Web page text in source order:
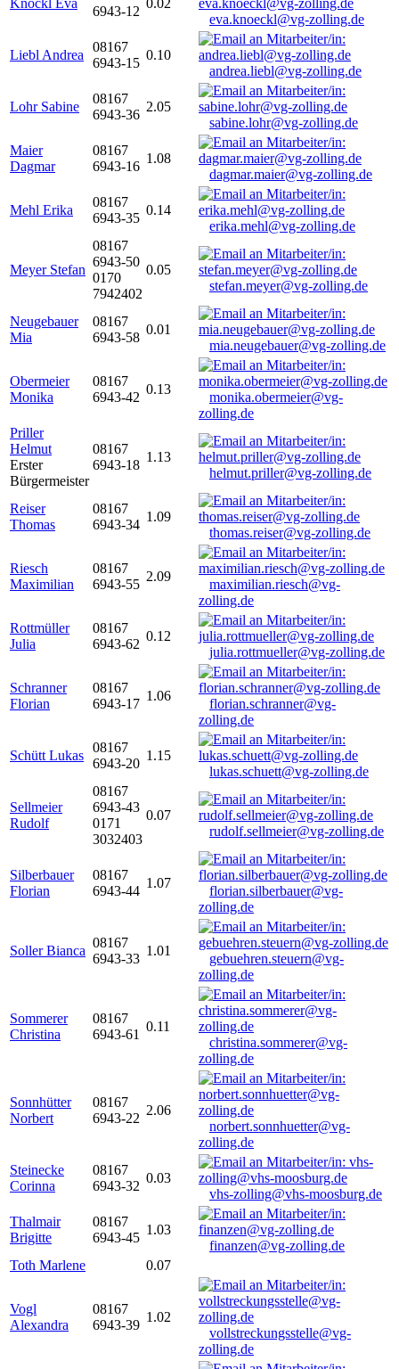
Knöckl Eva
6943-12
0.02
eva.knoeckl@vg-zolling.de
Liebl Andrea
08167
6943-15
0.10
andrea.liebl@vg-zolling.de
Lohr Sabine
08167
6943-36
2.05
sabine.lohr@vg-zolling.de
Maier
Dagmar
08167
6943-16
1.08
dagmar.maier@vg-zolling.de
Mehl Erika
08167
6943-35
0.14
erika.mehl@vg-zolling.de
Meyer Stefan
08167
6943-50
0170
7942402
0.05
stefan.meyer@vg-zolling.de
Neugebauer
Mia
08167
6943-58
0.01
mia.neugebauer@vg-zolling.de
Obermeier
Monika
08167
6943-42
0.13
monika.obermeier@vg-
zolling.de
Priller
Helmut
Erster
Bürgermeister
08167
6943-18
1.13
helmut.priller@vg-zolling.de
Reiser
Thomas
08167
6943-34
1.09
thomas.reiser@vg-zolling.de
Riesch
Maximilian
08167
6943-55
2.09
maximilian.riesch@vg-
zolling.de
Rottmüller
Julia
08167
6943-62
0.12
julia.rottmueller@vg-zolling.de
Schranner
Florian
08167
6943-17
1.06
florian.schranner@vg-
zolling.de
Schütt Lukas
08167
6943-20
1.15
lukas.schuett@vg-zolling.de
Sellmeier
Rudolf
08167
6943-43
0171
3032403
0.07
rudolf.sellmeier@vg-zolling.de
Silberbauer
Florian
08167
6943-44
1.07
florian.silberbauer@vg-
zolling.de
Soller Bianca
08167
6943-33
1.01
gebuehren.steuern@vg-
zolling.de
Sommerer
Christina
08167
6943-61
0.11
christina.sommerer@vg-
zolling.de
Sonnhütter
Norbert
08167
6943-22
2.06
norbert.sonnhuetter@vg-
zolling.de
Steinecke
Corinna
08167
6943-32
0.03
vhs-zolling@vhs-moosburg.de
Thalmair
Brigitte
08167
6943-45
1.03
finanzen@vg-zolling.de
Toth Marlene
0.07
Vogl
Alexandra
08167
6943-39
1.02
vollstreckungsstelle@vg-
zolling.de